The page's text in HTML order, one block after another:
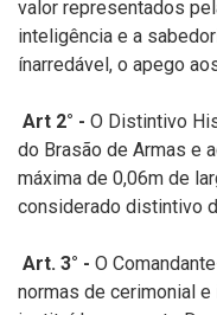
valor representados
inteligência e a
ínarredável, o apego
Art 2° - O Distintivo
do Brasão de Armas e
máxima de 0,06m de
considerado distintivo
Art. 3° - O
normas de cerimonial